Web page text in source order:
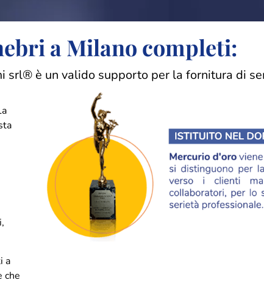
a Milano completi:
srl® è un valido supporto per la fornitura di
a
che